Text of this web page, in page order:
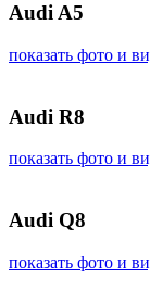
Audi A5
показать фото и
Audi R8
показать фото и
Audi Q8
показать фото и